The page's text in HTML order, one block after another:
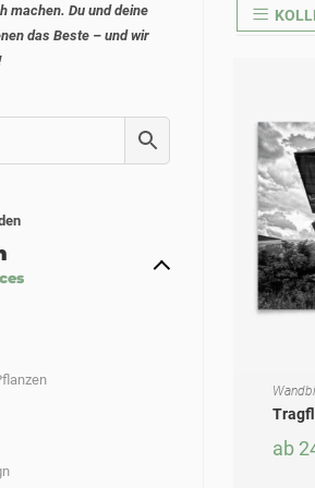
ab
machen. Du und deine
das Beste – und wir